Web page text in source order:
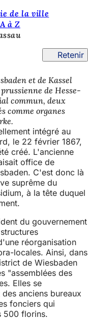
de la ville
à Z
Retenir
et de Kassel
de Hesse-
commun, deux
comme organes
intégré au
le 22 février 1867,
créé. L'ancienne
office de
C'est donc là
suprême du
à la tête duquel
du gouvernement
réorganisation
locales. Ainsi, dans
de Wiesbaden
"assemblées des
Elles se
anciens bureaux
fonciers qui
500 florins.